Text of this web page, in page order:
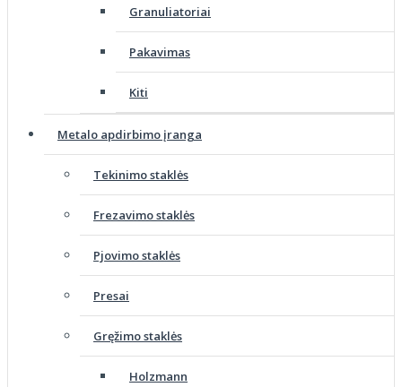
Granuliatoriai
Pakavimas
Kiti
Metalo apdirbimo įranga
Tekinimo staklės
Frezavimo staklės
Pjovimo staklės
Presai
Gręžimo staklės
Holzmann